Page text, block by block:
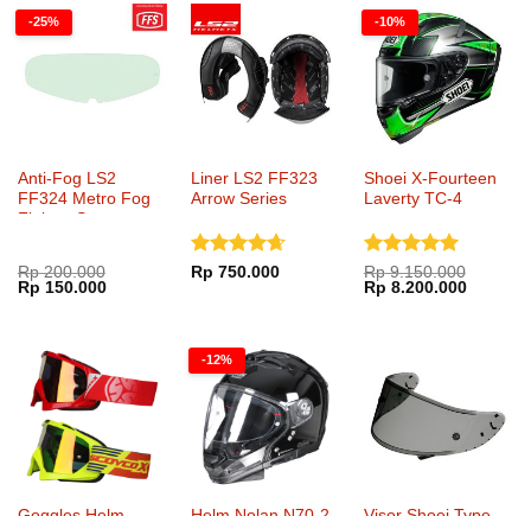
Rp 2.054.000.
Rp 347.000.
-25%
Anti-Fog LS2
FF324 Metro Fog
Fighter System
Rp200.000
Harga
aslinya
Rp 150.000Harga
Rp 150.000.
Liner LS2 FF323
Arrow Series
Dinilai
Rp 750.000
-10%
Shoei X-Fourteen
Laverty TC-4
Dinilai5
dari 5
Rp9.150.000
Harga
aslinya
Rp 8.200.000Harga
-12%